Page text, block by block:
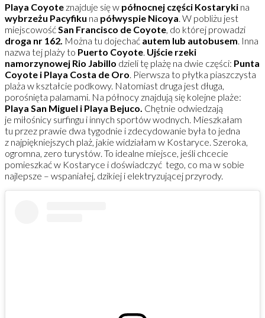
Playa Coyote znajduje się w północnej części Kostaryki na
wybrzeżu Pacyfiku na półwyspie Nicoya. W pobliżu jest
miejscowośćSan Francisco de Coyote, do której prowadzi
droga nr 162. Można tu dojechać autem lub autobusem. Inna
nazwa tej plaży to Puerto Coyote. Ujście rzeki
namorzynowej Rio Jabillo dzieli tę plażę na dwie części: Punta
Coyote i Playa Costa de Oro. Pierwsza to płytka piaszczysta
plaża w kształcie podkowy. Natomiast druga jest długa,
porośnięta palamami. Na północy znajdują się kolejne plaże:
Playa San Miguel i Playa Bejuco. Chętnie odwiedzają
je miłośnicy surfingu i innych sportów wodnych. Mieszkałam
tu przez prawie dwa tygodnie i zdecydowanie była to jedna
z najpiękniejszych plaż, jakie widziałam w Kostaryce. Szeroka,
ogromna, zero turystów. To idealne miejsce, jeśli chcecie
pomieszkać w Kostaryce i doświadczyć tego, co ma w sobie
najlepsze – wspaniałej, dzikiej i elektryzującej przyrody.